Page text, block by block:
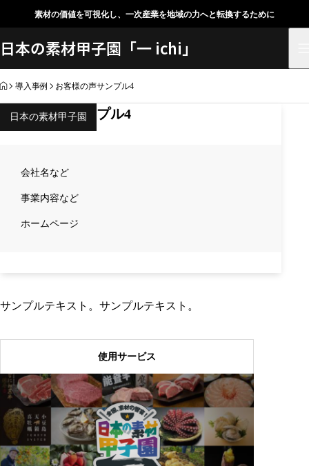
素材の価値を可視化し、一次産業を地域の力へと転換するために
日本の素材甲子園「一 ichi」
HOME
導入事例 お客様の声サンプル4
日本の素材甲子園
お客様の声サンプル4
会社名など
事業内容など
ホームページ
サンプルテキスト。サンプルテキスト。
使用サービス